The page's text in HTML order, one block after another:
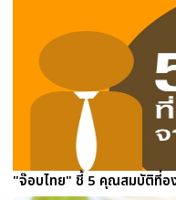
"จ๊อบไทย" ชี้ 5 คุณสมบัติที่อ